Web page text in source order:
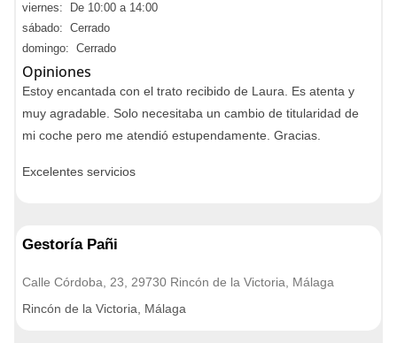
viernes: De 10:00 a 14:00
sábado: Cerrado
domingo: Cerrado
Opiniones
Estoy encantada con el trato recibido de Laura. Es atenta y
muy agradable. Solo necesitaba un cambio de titularidad de
mi coche pero me atendió estupendamente. Gracias.
Excelentes servicios
Gestoría Pañi
Calle Córdoba, 23, 29730 Rincón de la Victoria, Málaga
Rincón de la Victoria, Málaga